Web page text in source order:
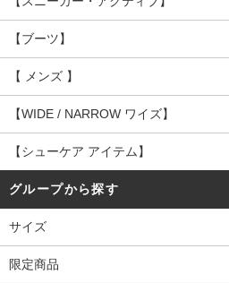
【ブーツ】
【 メンズ 】
【WIDE / NARROW ワイズ】
【シューケア アイテム】
グループから探す
サイズ
限定商品